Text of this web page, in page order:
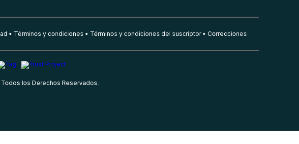
Términos y condiciones Términos y condiciones del suscriptor Correcciones
Todos los Derechos Reservados.